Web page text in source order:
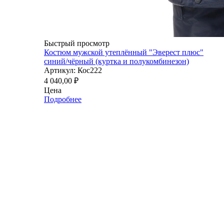
Быстрый просмотр
Костюм мужской утеплённый "Эверест плюс"
синий/чёрный (куртка и полукомбинезон)
Артикул: Кос222
4 040,00 ₽
Цена
Подробнее